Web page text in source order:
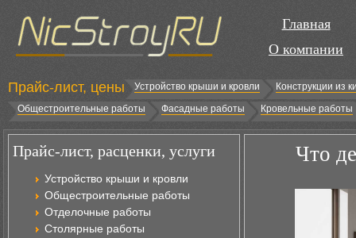
Главная
О компании
Прайс-лист, цены Устройство крыши и кровли
Конструкции из
Общестроительные работы
Фасадные работы Кровельные работы
Прайс-лист, расценки, услуги
Устройство крыши и кровли
Общестроительные работы
Отделочные работы
Столярные работы
Что